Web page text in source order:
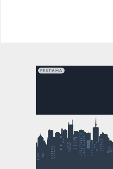
РЕКЛАМА